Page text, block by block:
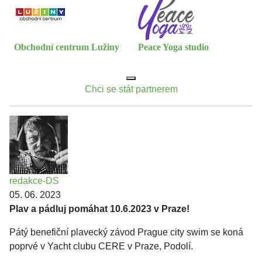
Obchodní centrum Lužiny Peace Yoga studio
Chci se stát partnerem
redakce-DS
05. 06. 2023
Plav a pádluj pomáhat 10.6.2023 v Praze!
Pátý benefiční plavecký závod Prague city swim se koná
poprvé v Yacht clubu CERE v Praze, Podolí.